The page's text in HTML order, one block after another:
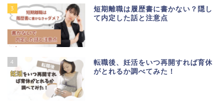
3
短期離職は履歴書に書かない？隠し
て内定した話と注意点
4
転職後、妊活をいつ再開すれば育休
がとれるか調べてみた！